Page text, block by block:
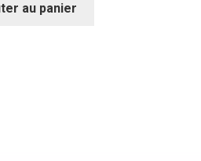
au panier